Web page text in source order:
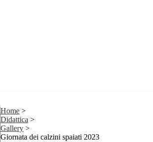
Home >
Didattica >
Gallery >
Giornata dei calzini spaiati 2023